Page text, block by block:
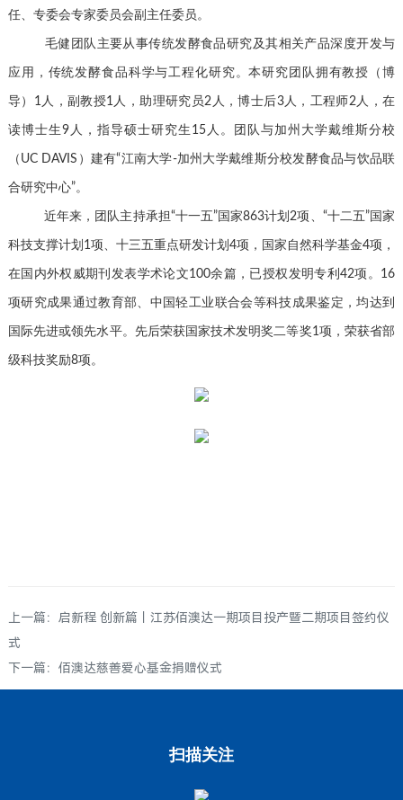
任、专委会专家委员会副主任委员。
毛健团队主要从事传统发酵食品研究及其相关产品深度开发与
应用，传统发酵食品科学与工程化研究。本研究团队拥有教授（博
导）1人，副教授1人，助理研究员2人，博士后3人，工程师2人，在
读博士生9人，指导硕士研究生15人。团队与加州大学戴维斯分校
（UC DAVIS）建有“江南大学-加州大学戴维斯分校发酵食品与饮品联
合研究中心”。
近年来，团队主持承担“十一五”国家863计划2项、“十二五”国家
科技支撑计划1项、十三五重点研发计划4项，国家自然科学基金4项，
在国内外权威期刊发表学术论文100余篇，已授权发明专利42项。16
项研究成果通过教育部、中国轻工业联合会等科技成果鉴定，均达到
国际先进或领先水平。先后荣获国家技术发明奖二等奖1项，荣获省部
级科技奖励8项。
上一篇： 启新程 创新篇丨江苏佰澳达一期项目投产暨二期项目签约仪
式
下一篇： 佰澳达慈善爱心基金捐赠仪式
扫描关注